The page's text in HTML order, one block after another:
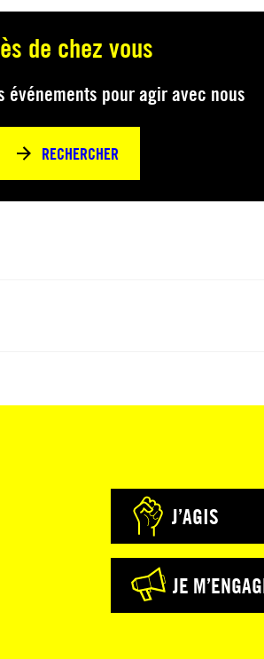
de chez vous
événements pour agir avec nous
RECHERCHER
J’AGIS
JE